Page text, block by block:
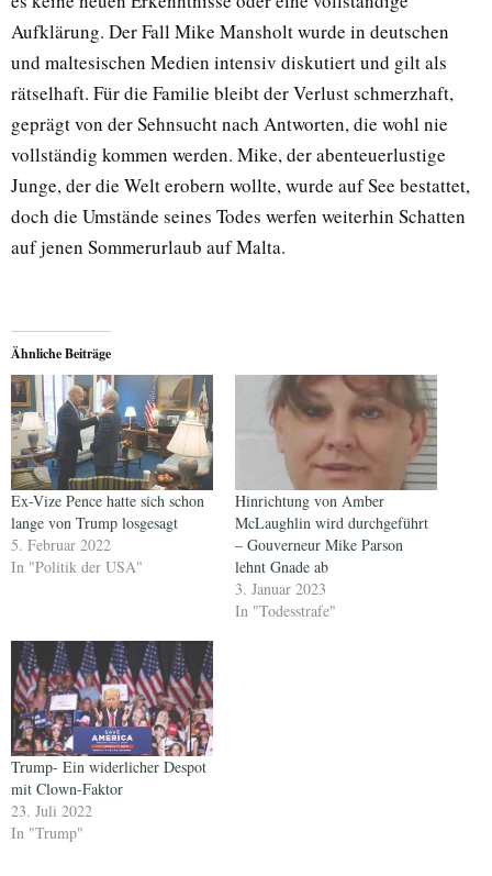
Aufklärung. Der Fall Mike Mansholt wurde in deutschen
und maltesischen Medien intensiv diskutiert und gilt als
rätselhaft. Für die Familie bleibt der Verlust schmerzhaft,
geprägt von der Sehnsucht nach Antworten, die wohl nie
vollständig kommen werden. Mike, der abenteuerlustige
Junge, der die Welt erobern wollte, wurde auf See bestattet,
doch die Umstände seines Todes werfen weiterhin Schatten
auf jenen Sommerurlaub auf Malta.
Ähnliche Beiträge
Ex-Vize Pence hatte sich schon
lange von Trump losgesagt
5. Februar 2022
In "Politik der USA"
Hinrichtung von Amber
McLaughlin wird durchgeführt
– Gouverneur Mike Parson
lehnt Gnade ab
3. Januar 2023
In "Todesstrafe"
Trump- Ein widerlicher Despot
mit Clown-Faktor
23. Juli 2022
In "Trump"